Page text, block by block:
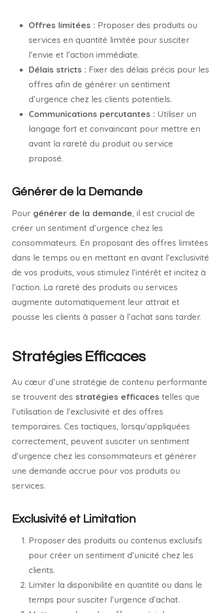
Offres limitées : Proposer des produits ou
services en quantité limitée pour susciter
l’envie et l’action immédiate.
Délais stricts : Fixer des délais précis pour les
offres afin de générer un sentiment
d’urgence chez les clients potentiels.
Communications percutantes : Utiliser un
langage fort et convaincant pour mettre en
avant la rareté du produit ou service
proposé.
Générer de la Demande
Pour générer de la demande, il est crucial de
créer un sentiment d’urgence chez les
consommateurs. En proposant des offres limitées
dans le temps ou en mettant en avant l’exclusivité
de vos produits, vous stimulez l’intérêt et incitez à
l’action. La rareté des produits ou services
augmente automatiquement leur attrait et
pousse les clients à passer à l’achat sans tarder.
Stratégies Efficaces
Au cœur d’une stratégie de contenu performante
se trouvent des stratégies efficaces telles que
l’utilisation de l’exclusivité et des offres
temporaires. Ces tactiques, lorsqu’appliquées
correctement, peuvent susciter un sentiment
d’urgence chez les consommateurs et générer
une demande accrue pour vos produits ou
services.
Exclusivité et Limitation
Proposer des produits ou contenus exclusifs
pour créer un sentiment d’unicité chez les
clients.
Limiter la disponibilité en quantité ou dans le
temps pour susciter l’urgence d’achat.